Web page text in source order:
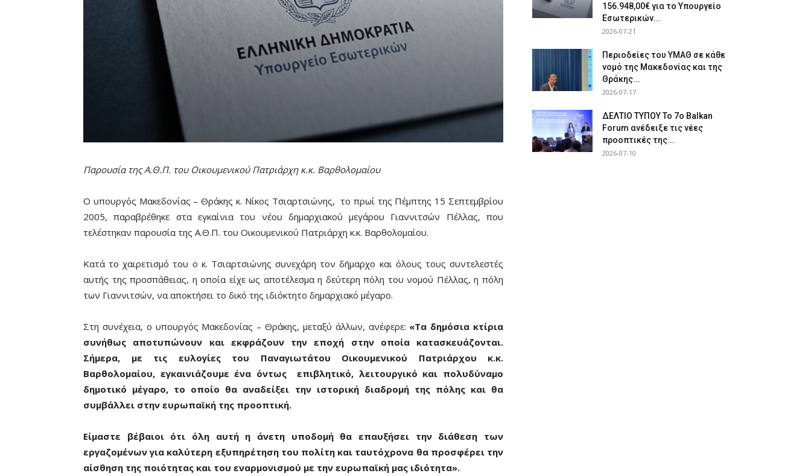
Παρουσία της Α.Θ.Π. του Οικουμενικού Πατριάρχη κ.κ. Βαρθολομαίου
Ο υπουργός Μακεδονίας – Θράκης κ. Νίκος Τσιαρτσιώνης, το πρωί της Πέμπτης 15 Σεπτεμβρίου
2005, παραβρέθηκε στα εγκαίνια του νέου δημαρχιακού μεγάρου Γιαννιτσών Πέλλας, που
τελέστηκαν παρουσία της Α.Θ.Π. του Οικουμενικού Πατριάρχη κ.κ. Βαρθολομαίου.
Κατά το χαιρετισμό του ο κ. Τσιαρτσιώνης συνεχάρη τον δήμαρχο και όλους τους συντελεστές
αυτής της προσπάθειας, η οποία είχε ως αποτέλεσμα η δεύτερη πόλη του νομού Πέλλας, η πόλη
των Γιαννιτσών, να αποκτήσει το δικό της ιδιόκτητο δημαρχιακό μέγαρο.
Στη συνέχεια, ο υπουργός Μακεδονίας – Θράκης, μεταξύ άλλων, ανέφερε: «Τα δημόσια κτίρια
συνήθως αποτυπώνουν και εκφράζουν την εποχή στην οποία κατασκευάζονται.
Σήμερα, με τις ευλογίες του Παναγιωτάτου Οικουμενικού Πατριάρχου κ.κ.
Βαρθολομαίου, εγκαινιάζουμε ένα όντως επιβλητικό, λειτουργικό και πολυδύναμο
δημοτικό μέγαρο, το οποίο θα αναδείξει την ιστορική διαδρομή της πόλης και θα
συμβάλλει στην ευρωπαϊκή της προοπτική.
Είμαστε βέβαιοι ότι όλη αυτή η άνετη υποδομή θα επαυξήσει την διάθεση των
εργαζομένων για καλύτερη εξυπηρέτηση του πολίτη και ταυτόχρονα θα προσφέρει την
αίσθηση της ποιότητας και του εναρμονισμού με την ευρωπαϊκή μας ιδιότητα».
156.948,00€ για το Υπουργείο
Εσωτερικών...
2026-07-21
Περιοδείες του ΥΜΑΘ σε κάθε
νομό της Μακεδονίας και της
Θράκης...
2026-07-17
ΔΕΛΤΙΟ ΤΥΠΟΥ Το 7ο Balkan
Forum ανέδειξε τις νέες
προοπτικές της...
2026-07-10